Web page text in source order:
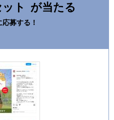
ト が当たる
募する！